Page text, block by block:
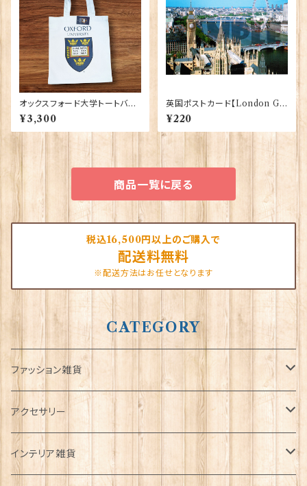
オックスフォード大学トートバッ
グ Elgate Products 90378
¥3,300
英国ポストカード【London G】
J.Salmon 90083-045
¥220
商品一覧に戻る
税込16,500円以上のご購入で
配送料無料
※配送方法はお任せとなります
CATEGORY
ファッション雑貨
タータンネクタイ
帽子
アクセサリー
ORTAK
インテリア雑貨